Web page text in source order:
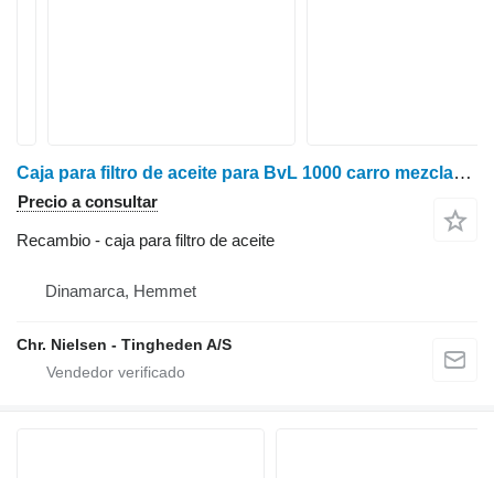
Caja para filtro de aceite para BvL 1000 carro mezclador
Precio a consultar
Recambio - caja para filtro de aceite
Dinamarca, Hemmet
Chr. Nielsen - Tingheden A/S